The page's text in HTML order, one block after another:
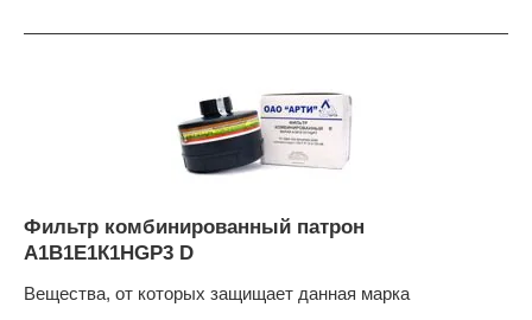
Фильтр комбинированный патрон
А1В1Е1К1HGР3 D
Вещества, от которых защищает данная марка